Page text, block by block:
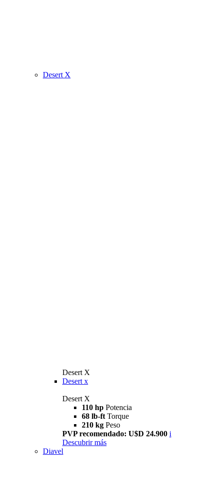
Desert X
Desert X
Desert x
Desert X
110 hp Potencia
68 lb-ft Torque
210 kg Peso
PVP recomendado: U$D 24.900 i
Descubrir más
Diavel